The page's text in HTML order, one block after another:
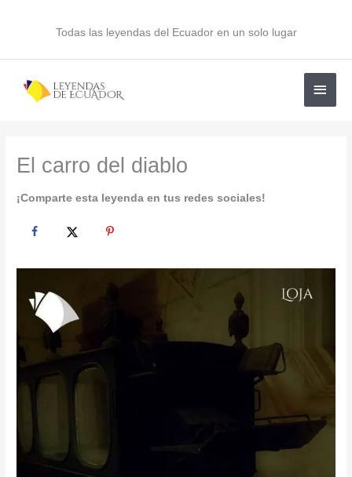
Todas las leyendas del Ecuador en un solo lugar
El carro del diablo
¡Comparte esta leyenda en tus redes sociales!